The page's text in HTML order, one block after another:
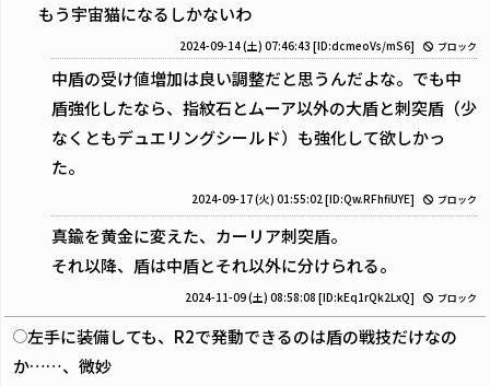
もう宇宙猫になるしかないわ
2024-09-14 (土) 07:46:43 [ID:dcmeoVs/mS6] ブロック
中盾の受け値増加は良い調整だと思うんだよな。でも中
盾強化したなら、指紋石とムーア以外の大盾と刺突盾（少
なくともデュエリングシールド）も強化して欲しかっ
た。
2024-09-17 (火) 01:55:02 [ID:Qw.RFhfiUYE] ブロック
真鍮を黄金に変えた、カーリア刺突盾。
それ以降、盾は中盾とそれ以外に分けられる。
2024-11-09 (土) 08:58:08 [ID:kEq1rQk2LxQ] ブロック
左手に装備しても、R2で発動できるのは盾の戦技だけなの
か……、微妙